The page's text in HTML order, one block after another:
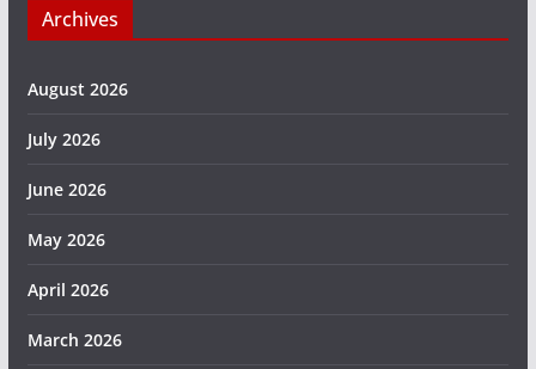
Archives
August 2026
July 2026
June 2026
May 2026
April 2026
March 2026